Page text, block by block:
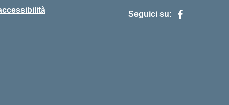
Seguici su: